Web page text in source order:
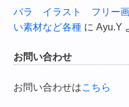
バラ イラスト フリー
い素材など各種 にAyu.Y
お問い合わせ
お問い合わせはこちら